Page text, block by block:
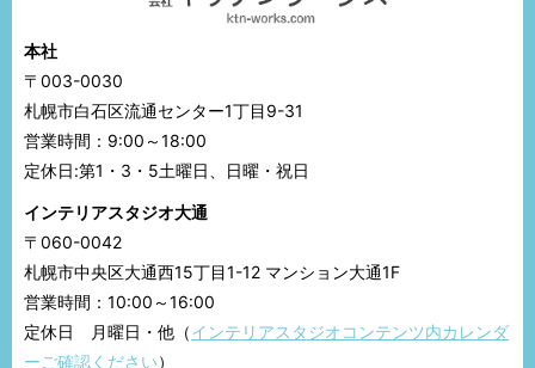
本社
〒003-0030
札幌市白石区流通センター1丁目9-31
営業時間：9:00～18:00
定休日:第1・3・5土曜日、日曜・祝日
インテリアスタジオ大通
〒060-0042
札幌市中央区大通西15丁目1-12 マンション大通1F
営業時間：10:00～16:00
定休日 月曜日・他（インテリアスタジオコンテンツ内カレンダ
ーご確認ください）